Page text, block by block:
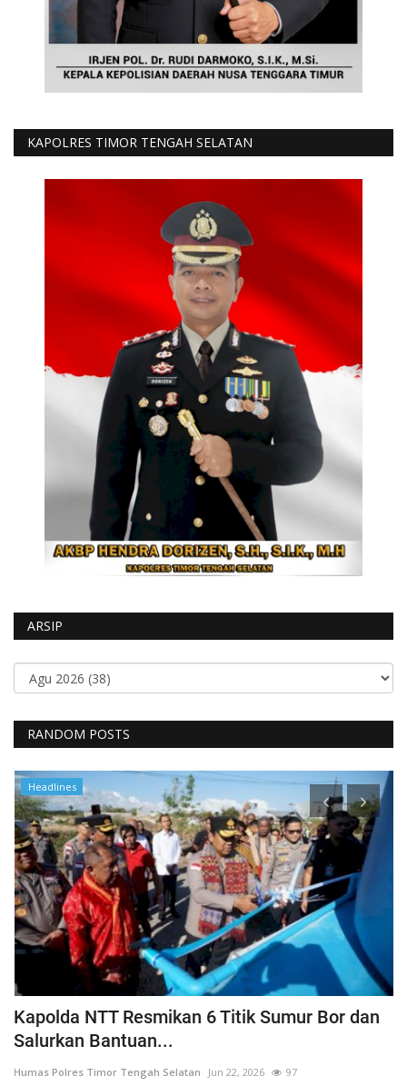
KAPOLRES TIMOR TENGAH SELATAN
ARSIP
RANDOM POSTS
Headlines
Kapolda NTT Resmikan 6 Titik Sumur Bor dan
Salurkan Bantuan...
Humas Polres Timor Tengah Selatan Jun 22, 2026 97